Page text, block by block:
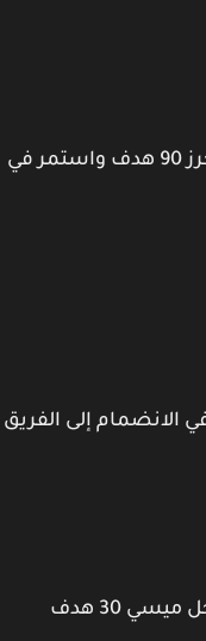
حيث استطاع في عام 2012 فقط أن يحرز 90 هدف واستمر في
إلى الفريق
في موسم 2020/ 2021 قام ميسي سجل ميسي 30 هدف